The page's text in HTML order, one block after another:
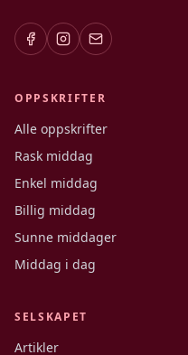
OPPSKRIFTER
Alle oppskrifter
Rask middag
Enkel middag
Billig middag
Sunne middager
Middag i dag
SELSKAPET
Artikler